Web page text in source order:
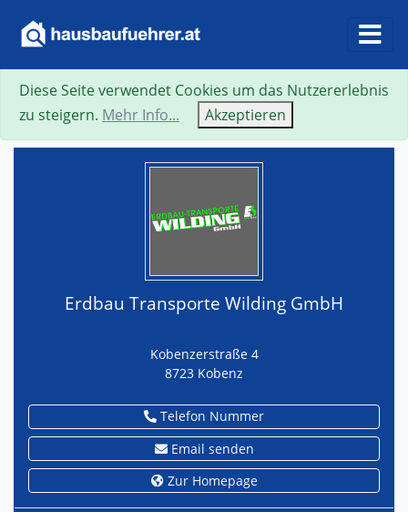
Suche Neue Suche Zurück
Erdbau Transporte Wilding GmbH
Kobenzerstraße 4
8723 Kobenz
Telefon Nummer
Email senden
Zur Homepage
Diese Seite verwendet Cookies um das Nutzererlebnis
zu steigern. Mehr Info... Akzeptieren